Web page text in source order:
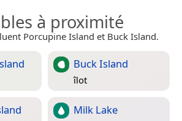
à proximité
Porcupine Island et Buck Island.
Buck Island
îlot
Milk Lake